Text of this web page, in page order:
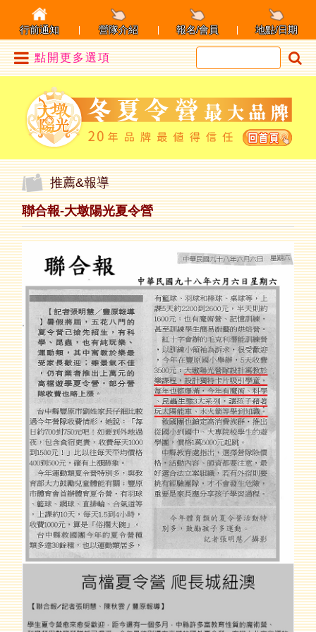
點開更多選項
行前通知 營隊介紹 報名/會員 地點/日期
推薦&報導
聯合報-大墩陽光夏令營